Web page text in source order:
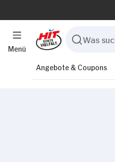
Menü
Angebote & Coupons